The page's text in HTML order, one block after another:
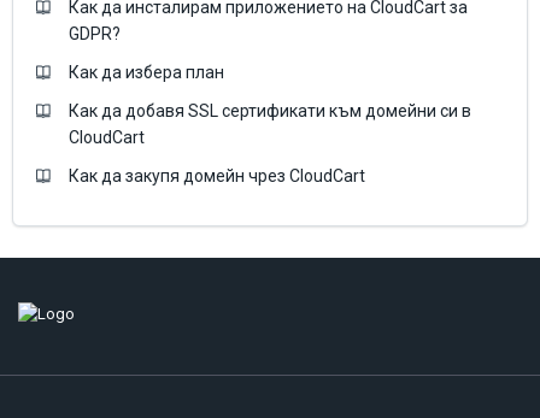
Как да инсталирам приложението на CloudCart за
GDPR?
Как да избера план
Как да добавя SSL сертификати към домейни си в
CloudCart
Как да закупя домейн чрез CloudCart